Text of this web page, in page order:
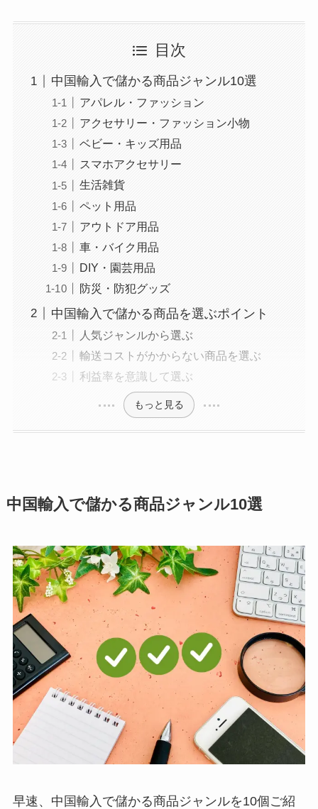
目次
中国輸入で儲かる商品ジャンル10選
アパレル・ファッション
アクセサリー・ファッション小物
ベビー・キッズ用品
スマホアクセサリー
生活雑貨
ペット用品
アウトドア用品
車・バイク用品
DIY・園芸用品
防災・防犯グッズ
中国輸入で儲かる商品を選ぶポイント
人気ジャンルから選ぶ
輸送コストがかからない商品を選ぶ
利益率を意識して選ぶ
もっと見る
中国輸入で儲かる商品ジャンル10選
早速、中国輸入で儲かる商品ジャンルを10個ご紹